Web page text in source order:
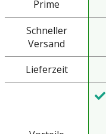
Prime
Schneller
Versand
Lieferzeit